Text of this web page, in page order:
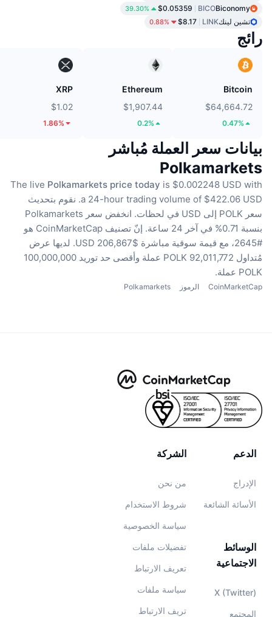
Biconomy
BICO
$0.05359
39.30%
تشين لينكLINK
$8.17
0.88%
رائج
Bitcoin
$64,664.72
0.47%
Ethereum
$1,907.44
0.2%
XRP
$1.02
1.86%
بيانات سعر العملة مُباشر
Polkamarkets
The live Polkamarkets price today is $0.002248 USD with
a 24-hour trading volume of $422.06 USD. نقوم بتحديث
سعر POLK إلى USD في لحظات.
انخفض سعر Polkamarkets
بنسبة 0.71% في آخر 24 ساعة.
إنّ تصنيف CoinMarketCap هو
#2645، مع قيمة سوقية مباشرة $206,867 USD.
لديها عرض
مُتداول 92,011,772 POLK عملة
وأقصى حد توريد 100,000,000
POLK عملة.
CoinMarketCap الرموز Polkamarkets
الشركة
من نحن
شروط الاستخدام
سياسة الخصوصية
تفضيلات ملفات
تعريف الارتباط
سياسة ملفات
تريف الارتباط
الدعم
الإدراج
الأسائة الشائعة
الوسائط
الاجتماعية
X (Twitter)
المجتمع